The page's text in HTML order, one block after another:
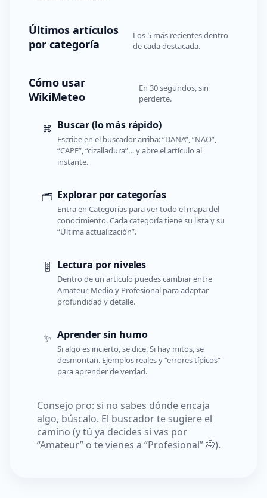
Últimos artículos
por categoría
Los 5 más recientes dentro
de cada destacada.
Cómo usar
WikiMeteo
En 30 segundos, sin
perderte.
⌘ Buscar (lo más rápido)
Escribe en el buscador arriba: “DANA”, “NAO”,
“CAPE”, “cizalladura”… y abre el artículo al
instante.
🗂️ Explorar por categorías
Entra en Categorías para ver todo el mapa del
conocimiento. Cada categoría tiene su lista y su
“Última actualización”.
🎚️ Lectura por niveles
Dentro de un artículo puedes cambiar entre
Amateur, Medio y Profesional para adaptar
profundidad y detalle.
✨ Aprender sin humo
Si algo es incierto, se dice. Si hay mitos, se
desmontan. Ejemplos reales y “errores típicos”
para aprender de verdad.
Consejo pro: si no sabes dónde encaja
algo, búscalo. El buscador te sugiere el
camino (y tú ya decides si vas por
“Amateur” o te vienes a “Profesional” 🤭).